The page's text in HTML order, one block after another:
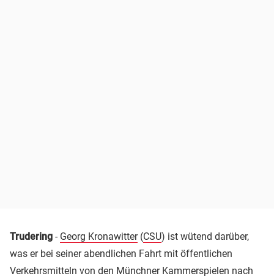
Trudering - Georg Kronawitter(CSU) ist wütend darüber,
was er bei seiner abendlichen Fahrt mit öffentlichen
Verkehrsmitteln von den Münchner Kammerspielen nach